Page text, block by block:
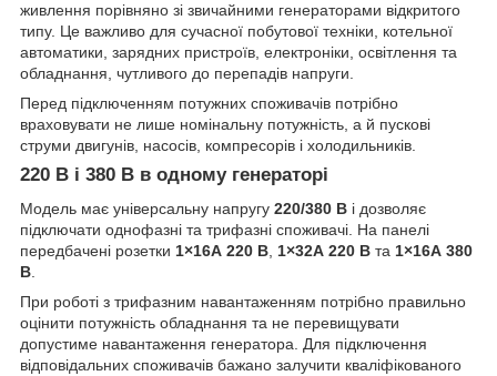
живлення порівняно зі звичайними генераторами відкритого
типу. Це важливо для сучасної побутової техніки, котельної
автоматики, зарядних пристроїв, електроніки, освітлення та
обладнання, чутливого до перепадів напруги.
Перед підключенням потужних споживачів потрібно
враховувати не лише номінальну потужність, а й пускові
струми двигунів, насосів, компресорів і холодильників.
220 В і 380 В в одному генераторі
Модель має універсальну напругу 220/380 В і дозволяє
підключати однофазні та трифазні споживачі. На панелі
передбачені розетки 1×16А 220 В, 1×32А 220 В та 1×16А 380
В.
При роботі з трифазним навантаженням потрібно правильно
оцінити потужність обладнання та не перевищувати
допустиме навантаження генератора. Для підключення
відповідальних споживачів бажано залучити кваліфікованого